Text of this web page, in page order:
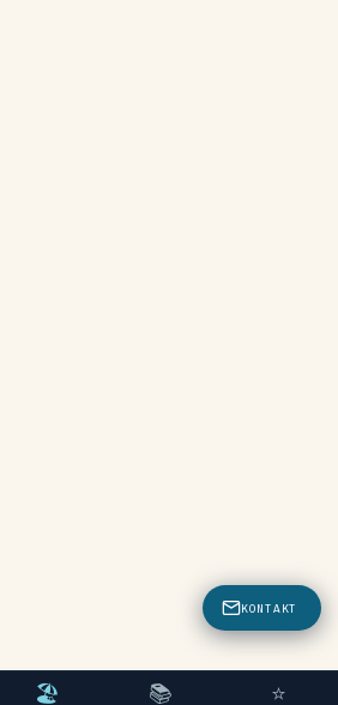
🏖 📚 ⭐
KONTAKT